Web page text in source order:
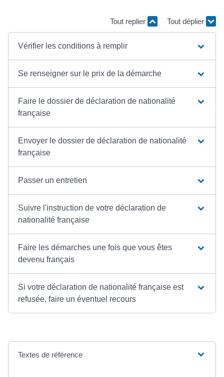
Tout replier Tout déplier
Vérifier les conditions à remplir
Se renseigner sur le prix de la démarche
Faire le dossier de déclaration de nationalité
française
Envoyer le dossier de déclaration de nationalité
française
Passer un entretien
Suivre l'instruction de votre déclaration de
nationalité française
Faire les démarches une fois que vous êtes
devenu français
Si votre déclaration de nationalité française est
refusée, faire un éventuel recours
Textes de référence